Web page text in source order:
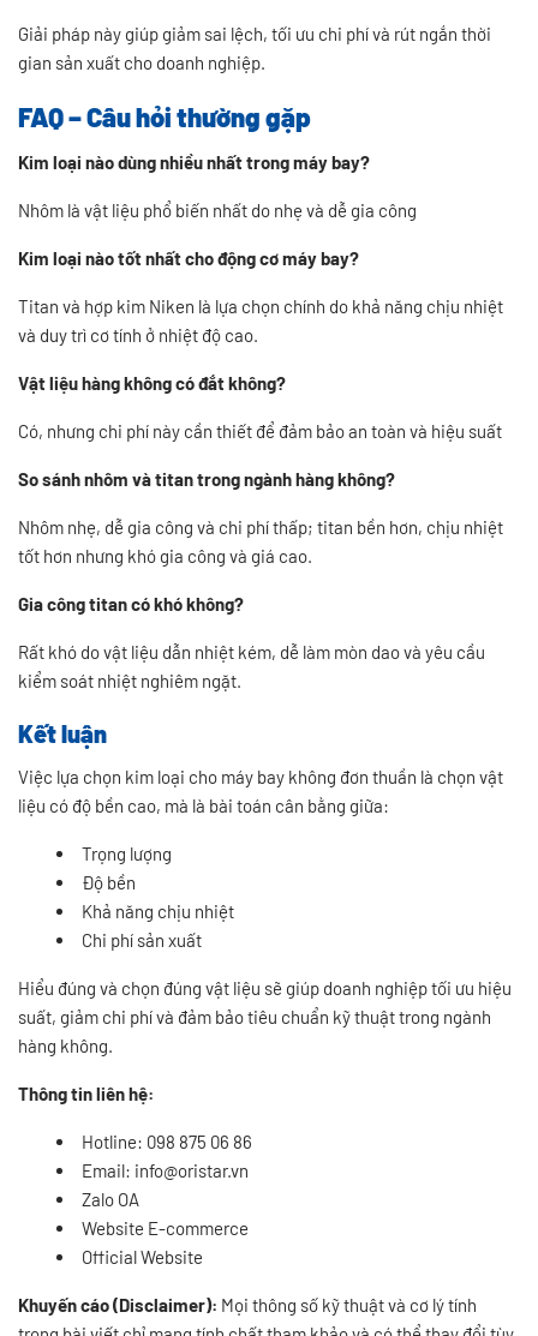
Giải pháp này giúp giảm sai lệch, tối ưu chi phí và rút ngắn thời
gian sản xuất cho doanh nghiệp.
FAQ – Câu hỏi thường gặp
Kim loại nào dùng nhiều nhất trong máy bay?
Nhôm là vật liệu phổ biến nhất do nhẹ và dễ gia công
Kim loại nào tốt nhất cho động cơ máy bay?
Titan và hợp kim Niken là lựa chọn chính do khả năng chịu nhiệt
và duy trì cơ tính ở nhiệt độ cao.
Vật liệu hàng không có đắt không?
Có, nhưng chi phí này cần thiết để đảm bảo an toàn và hiệu suất
So sánh nhôm và titan trong ngành hàng không?
Nhôm nhẹ, dễ gia công và chi phí thấp; titan bền hơn, chịu nhiệt
tốt hơn nhưng khó gia công và giá cao.
Gia công titan có khó không?
Rất khó do vật liệu dẫn nhiệt kém, dễ làm mòn dao và yêu cầu
kiểm soát nhiệt nghiêm ngặt.
Kết luận
Việc lựa chọn kim loại cho máy bay không đơn thuần là chọn vật
liệu có độ bền cao, mà là bài toán cân bằng giữa:
Trọng lượng
Độ bền
Khả năng chịu nhiệt
Chi phí sản xuất
Hiểu đúng và chọn đúng vật liệu sẽ giúp doanh nghiệp tối ưu hiệu
suất, giảm chi phí và đảm bảo tiêu chuẩn kỹ thuật trong ngành
hàng không.
Thông tin liên hệ:
Hotline: 098 875 06 86
Email: info@oristar.vn
Zalo OA
Website E-commerce
Official Website
Khuyến cáo (Disclaimer): Mọi thông số kỹ thuật và cơ lý tính